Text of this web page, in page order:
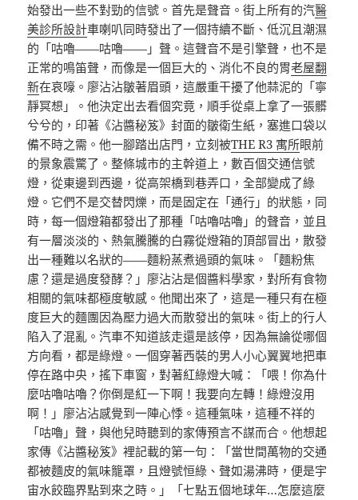
始發出一些不對勁的信號。首先是聲音。街上所有的汽醫
美診所設計車喇叭同時發出了一個持續不斷、低沉且潮濕
的「咕嚕——咕嚕——」聲。這聲音不是引擎聲，也不是
正常的鳴笛聲，而像是一個巨大的、消化不良的胃老屋翻
新在哀嚎。廖沾沾皺著眉頭，這嚴重干擾了他蒜泥的「寧
靜冥想」。他決定出去看個究竟，順手從桌上拿了一張髒
兮兮的，印著《沾醬秘笈》封面的皺衛生紙，塞進口袋以
備不時之需。他一腳踏出店門，立刻被THE R3 寓所眼前
的景象震驚了。整條城市的主幹道上，數百個交通信號
燈，從東邊到西邊，從高架橋到巷弄口，全部變成了綠
燈。它們不是交替閃爍，而是固定在「通行」的狀態，同
時，每一個燈箱都發出了那種「咕嚕咕嚕」的聲音，並且
有一層淡淡的、熱氣騰騰的白霧從燈箱的頂部冒出，散發
出一種難以名狀的——麵粉蒸煮過頭的氣味。「麵粉焦
慮？還是過度發酵？」廖沾沾是個醬料學家，對所有食物
相關的氣味都極度敏感。他聞出來了，這是一種只有在極
度巨大的麵團因為壓力過大而散發出的氣味。街上的行人
陷入了混亂。汽車不知道該走還是該停，因為無論從哪個
方向看，都是綠燈。一個穿著西裝的男人小心翼翼地把車
停在路中央，搖下車窗，對著紅綠燈大喊：「喂！你為什
麼咕嚕咕嚕？你倒是紅一下啊！我要向左轉！綠燈沒用
啊！」廖沾沾感覺到一陣心悸。這種氣味，這種不祥的
「咕嚕」聲，與他兒時聽到的家傳預言不謀而合。他想起
家傳《沾醬秘笈》裡記載的第一句：「當世間萬物的交通
都被麵皮的氣味籠罩，且燈號恒綠、聲如湯沸時，便是宇
宙水餃臨界點到來之時。」「七點五個地球年…怎麼這麼